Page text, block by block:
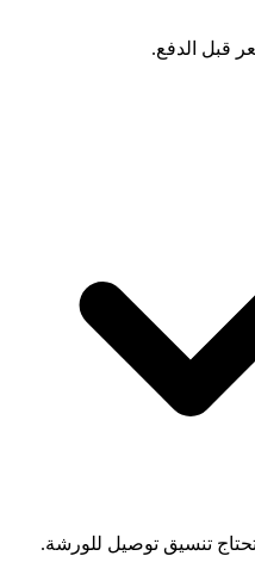
قبل الدفع.
تنسيق توصيل للورشة.